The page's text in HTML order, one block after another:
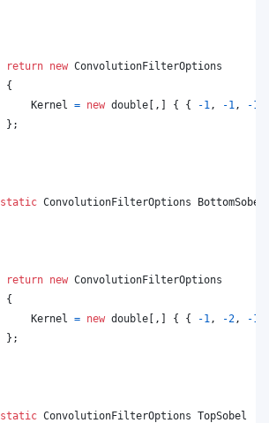
return new ConvolutionFilterOptions
{
Kernel
= new double [ , ] { { -1 , -1 , -1
} ;
static ConvolutionFilterOptions
BottomSobel
return new ConvolutionFilterOptions
{
Kernel
= new double [ , ] { { -1 , -2 , -1
} ;
static ConvolutionFilterOptions TopSobel